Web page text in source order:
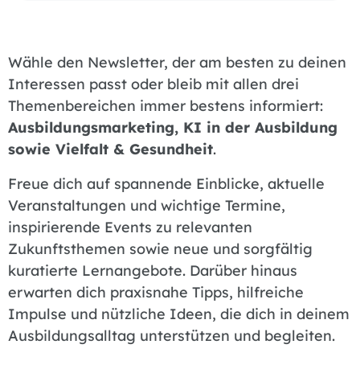
Wähle den Newsletter, der am besten zu deinen
Interessen passt oder bleib mit allen drei
Themenbereichen immer bestens informiert:
Ausbildungsmarketing, KI in der Ausbildung
sowie Vielfalt & Gesundheit.
Freue dich auf spannende Einblicke, aktuelle
Veranstaltungen und wichtige Termine,
inspirierende Events zu relevanten
Zukunftsthemen sowie neue und sorgfältig
kuratierte Lernangebote. Darüber hinaus
erwarten dich praxisnahe Tipps, hilfreiche
Impulse und nützliche Ideen, die dich in deinem
Ausbildungsalltag unterstützen und begleiten.